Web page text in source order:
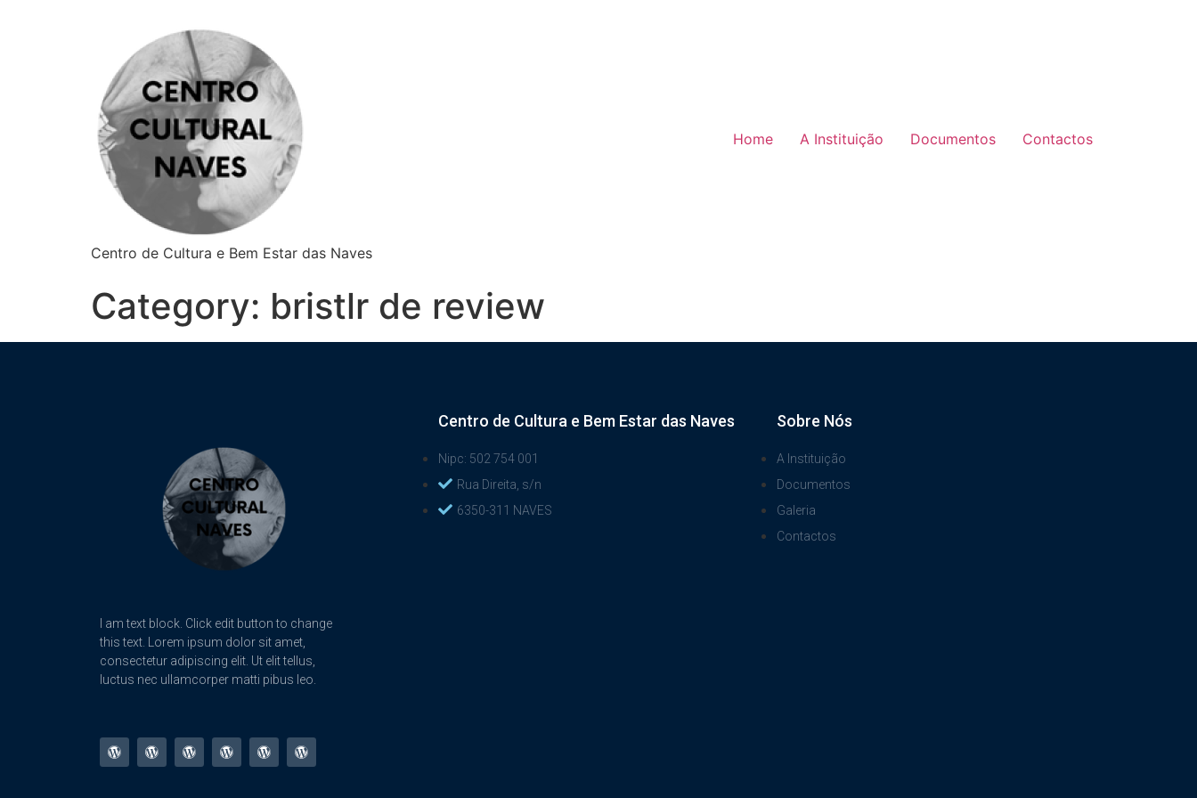
Centro de Cultura e Bem Estar das Naves
Home A Instituição Documentos Contactos
Category: bristlr de review
I am text block. Click edit button to change
this text. Lorem ipsum dolor sit amet,
consectetur adipiscing elit. Ut elit tellus,
luctus nec ullamcorper matti pibus leo.
Centro de Cultura e Bem Estar das Naves
Nipc: 502 754 001
Rua Direita, s/n
6350-311 NAVES
Sobre Nós
A Instituição
Documentos
Galeria
Contactos